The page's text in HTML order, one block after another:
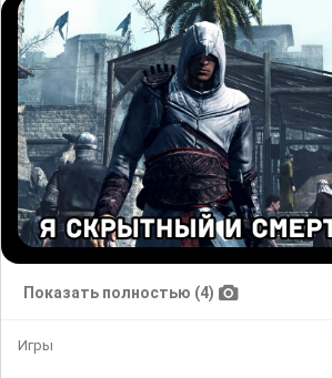
Показать полностью (4)
Игры